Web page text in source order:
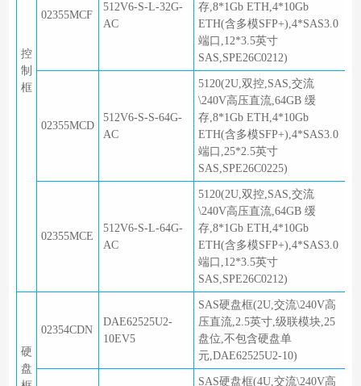
控
制
框
02355MCF
512V6-S-L-32G-
AC
存,8*1Gb ETH,4*10Gb
ETH(含多模SFP+),4*SAS3.0
端口,12*3.5英寸
SAS,SPE26C0212)
02355MCD
512V6-S-S-64G-
AC
5120(2U,双控,SAS,交流
\240V高压直流,64GB 缓
存,8*1Gb ETH,4*10Gb
ETH(含多模SFP+),4*SAS3.0
端口,25*2.5英寸
SAS,SPE26C0225)
02355MCE
512V6-S-L-64G-
AC
5120(2U,双控,SAS,交流
\240V高压直流,64GB 缓
存,8*1Gb ETH,4*10Gb
ETH(含多模SFP+),4*SAS3.0
端口,12*3.5英寸
SAS,SPE26C0212)
硬
盘
02354CDN
DAE62525U2-
10EV5
SAS硬盘框(2U,交流\240V高
压直流,2.5英寸,级联模块,25
盘位,不包含硬盘单
元,DAE62525U2-10)
SAS硬盘框(4U,交流\240V高